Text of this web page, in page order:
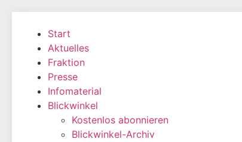
wechseln
Start
Aktuelles
Fraktion
Presse
Infomaterial
Blickwinkel
Kostenlos abonnieren
Blickwinkel-Archiv